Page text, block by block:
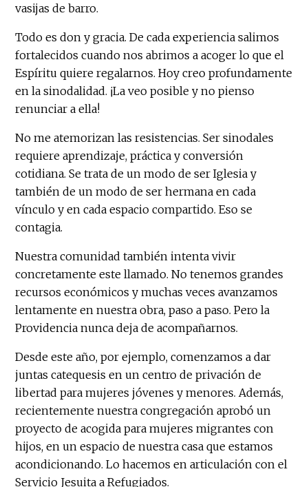
vasijas de barro.
Todo es don y gracia. De cada experiencia salimos
fortalecidos cuando nos abrimos a acoger lo que el
Espíritu quiere regalarnos. Hoy creo profundamente
en la sinodalidad. ¡La veo posible y no pienso
renunciar a ella!
No me atemorizan las resistencias. Ser sinodales
requiere aprendizaje, práctica y conversión
cotidiana. Se trata de un modo de ser Iglesia y
también de un modo de ser hermana en cada
vínculo y en cada espacio compartido. Eso se
contagia.
Nuestra comunidad también intenta vivir
concretamente este llamado. No tenemos grandes
recursos económicos y muchas veces avanzamos
lentamente en nuestra obra, paso a paso. Pero la
Providencia nunca deja de acompañarnos.
Desde este año, por ejemplo, comenzamos a dar
juntas catequesis en un centro de privación de
libertad para mujeres jóvenes y menores. Además,
recientemente nuestra congregación aprobó un
proyecto de acogida para mujeres migrantes con
hijos, en un espacio de nuestra casa que estamos
acondicionando. Lo hacemos en articulación con el
Servicio Jesuita a Refugiados.